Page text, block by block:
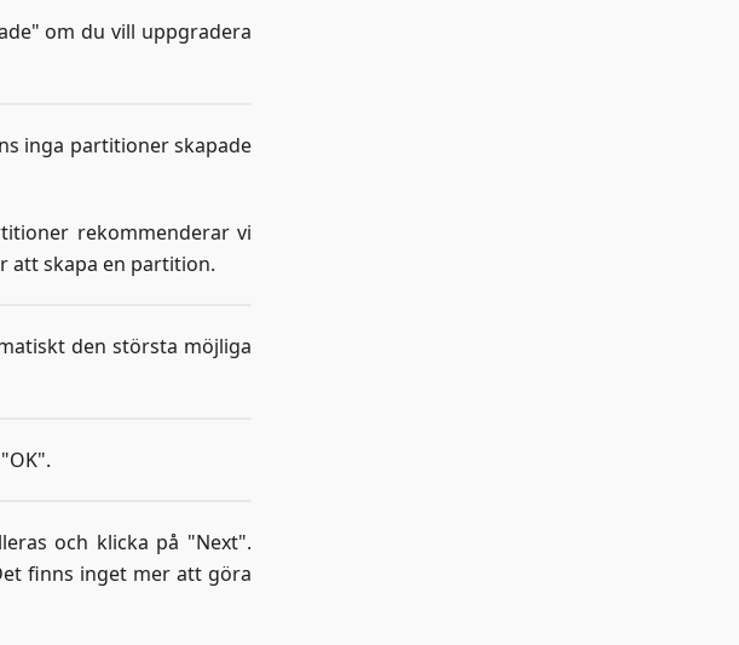
om du vill uppgradera
inga partitioner skapade
rekommenderar vi
att skapa en partition.
den största möjliga
och klicka på "Next".
finns inget mer att göra